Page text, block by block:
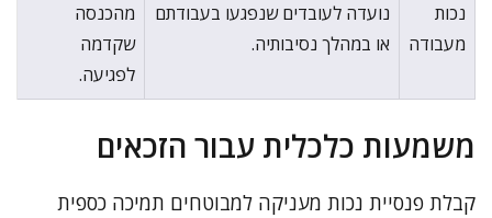
נכות
מעבודה
נועדה לעובדים שנפגעו בעבודתם
או במהלך נסיבותיה.
מהכנסה
שקדמה
לפגיעה.
משמעות כלכלית עבור הזכאים
קבלת פנסיית נכות מעניקה למבוטחים תמיכה כספית